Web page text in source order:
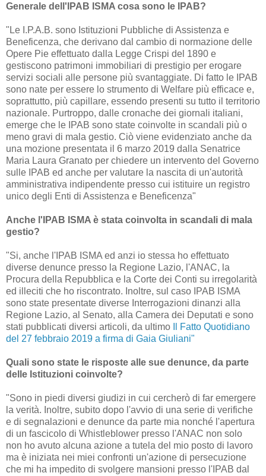
Generale dell'IPAB ISMA cosa sono le IPAB?
"Le I.P.A.B. sono Istituzioni Pubbliche di Assistenza e
Beneficenza, che derivano dal cambio di normazione delle
Opere Pie effettuato dalla Legge Crispi del 1890 e
gestiscono patrimoni immobiliari di prestigio per erogare
servizi sociali alle persone più svantaggiate. Di fatto le IPAB
sono nate per essere lo strumento di Welfare più efficace e,
soprattutto, più capillare, essendo presenti su tutto il territorio
nazionale. Purtroppo, dalle cronache dei giornali italiani,
emerge che le IPAB sono state coinvolte in scandali più o
meno gravi di mala gestio. Ciò viene evidenziato anche da
una mozione presentata il 6 marzo 2019 dalla Senatrice
Maria Laura Granato per chiedere un intervento del Governo
sulle IPAB ed anche per valutare la nascita di un'autorità
amministrativa indipendente presso cui istituire un registro
unico degli Enti di Assistenza e Beneficenza"
Anche l'IPAB ISMA è stata coinvolta in scandali di mala
gestio?
"Si, anche l'IPAB ISMA ed anzi io stessa ho effettuato
diverse denunce presso la Regione Lazio, l'ANAC, la
Procura della Repubblica e la Corte dei Conti su irregolarità
ed illeciti che ho riscontrato. Inoltre, sul caso IPAB ISMA
sono state presentate diverse Interrogazioni dinanzi alla
Regione Lazio, al Senato, alla Camera dei Deputati e sono
stati pubblicati diversi articoli, da ultimo
Il Fatto Quotidiano
del 27 febbraio 2019 a firma di Gaia Giuliani"
Quali sono state le risposte alle sue denunce, da parte
delle Istituzioni coinvolte?
"Sono in piedi diversi giudizi in cui cercherò di far emergere
la verità. Inoltre, subito dopo l'avvio di una serie di verifiche
e di segnalazioni e denunce da parte mia nonché l'apertura
di un fascicolo di Whistleblower presso l'ANAC non solo
non ho avuto alcuna azione a tutela del mio posto di lavoro
ma è iniziata nei miei confronti un'azione di persecuzione
che mi ha impedito di svolgere mansioni presso l'IPAB dal